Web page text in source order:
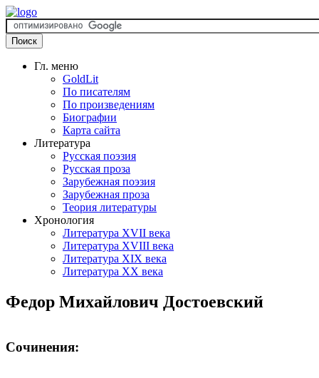
Гл. меню
GoldLit
По писателям
По произведениям
Биографии
Карта сайта
Литература
Русская поэзия
Русская проза
Зарубежная поэзия
Зарубежная проза
Теория литературы
Хронология
Литература XVII века
Литература XVIII века
Литература XIX века
Литература XX века
Федор Михайлович Достоевский
Сочинения: